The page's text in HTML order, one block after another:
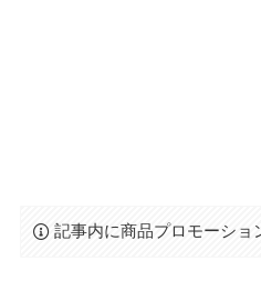
記事内に商品プロモーショ